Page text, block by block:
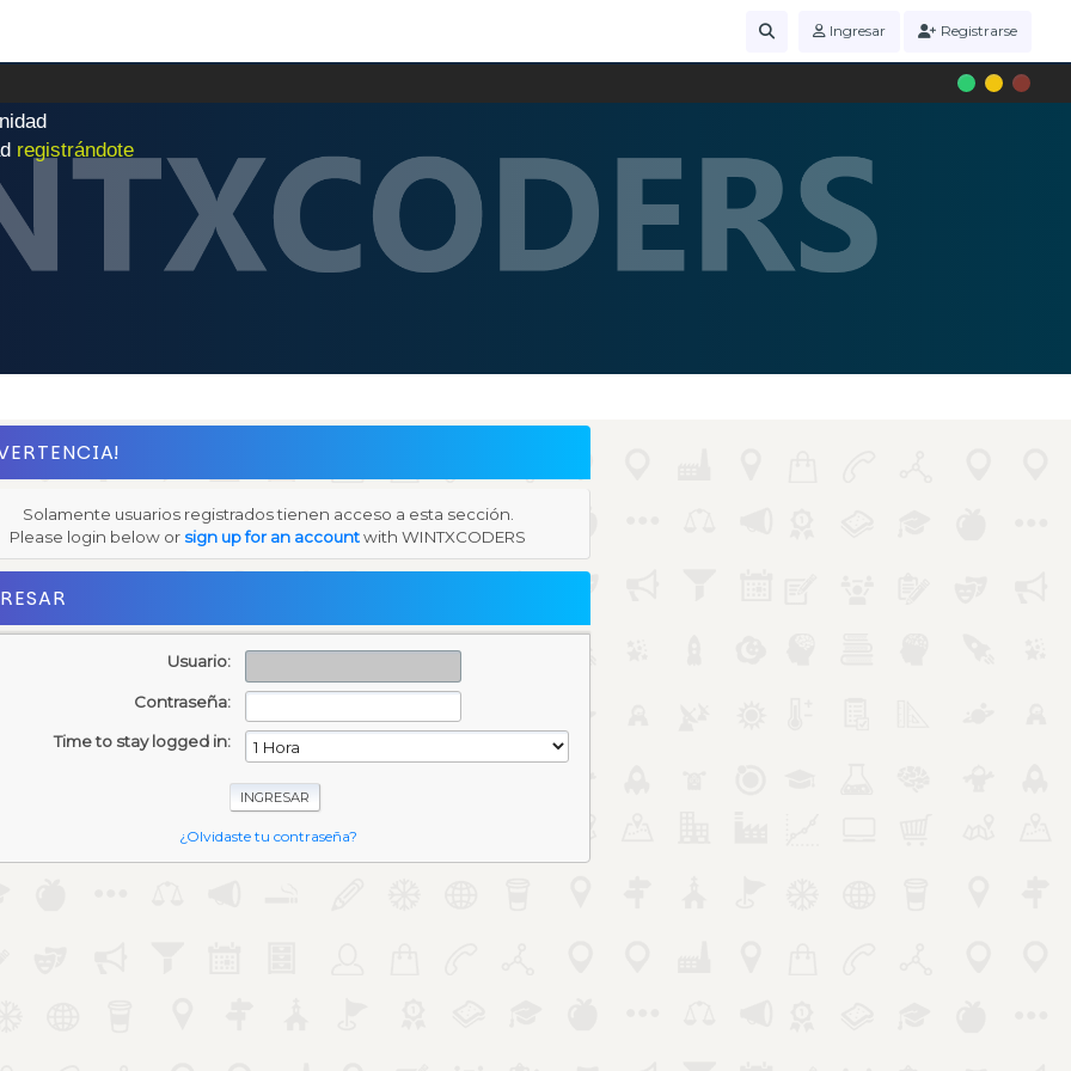
Ingresar Registrarse
nidad
registrándote
Solamente usuarios registrados tienen acceso a esta sección.
Please login below or sign up for an accountwith WINTXCODERS
Usuario:
Contraseña:
Time to stay logged in:
¿Olvidaste tu contraseña?